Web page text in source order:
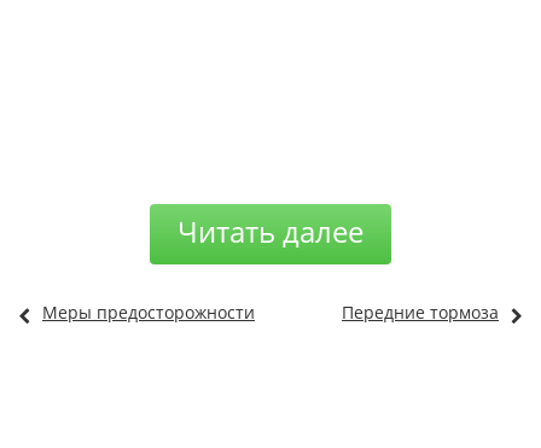
Читать далее
Меры предосторожности Передние тормоза